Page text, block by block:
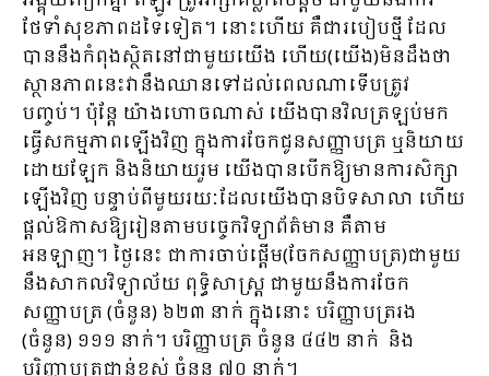
ថែទាំសុខភាព​ដទៃទៀត។ នោះហើយ គឺជារបៀបថ្មី ដែល
បាននឹងកំពុងស្ថិតនៅជាមួយយើង ហើយ(យើង)មិនដឹងថា
ស្ថានភាពនេះវានឹងឈានទៅដល់ពេលណាទើបត្រូវ
បញ្ចប់។ ប៉ុន្ដែ យ៉ាងហោចណាស់ យើងបានវិលត្រឡប់មក
ធ្វើសកម្មភាព​​ឡើងវិញ ក្នុងការចែកជូនសញ្ញាបត្រ ឬនិយាយ
ដោយឡែក និងនិយាយរួម យើងបានបើកឱ្យមានការសិក្សា
ឡើង​វិញ បន្ទាប់ពីមួយរយៈដែលយើងបានបិទសាលា ហើយ
ផ្ដល់ឱកាសឱ្យរៀនតាមបច្ចេកវិទ្យាព័ត៌មាន គឺតាម​​
អនឡាញ។ ថ្ងៃនេះ ជាការចាប់ផ្ដើម(ចែកសញ្ញាបត្រ)ជាមួយ
នឹងសាកលវិទ្យាល័យ ពុទ្ធិសាស្ដ្រ ជាមួយនឹងការចែក
សញ្ញាបត្រ​ (ចំនួន) ៦២៣ នាក់ ក្នុងនោះ បរិញ្ញាបត្ររង
(ចំនួន) ១១១ នាក់។ បរិញ្ញាបត្រ ចំនួន ៤៤២ នាក់ និង
បរិញ្ញាបត្រជាន់ខ្ពស់ ចំនួន ៧០ នាក់។